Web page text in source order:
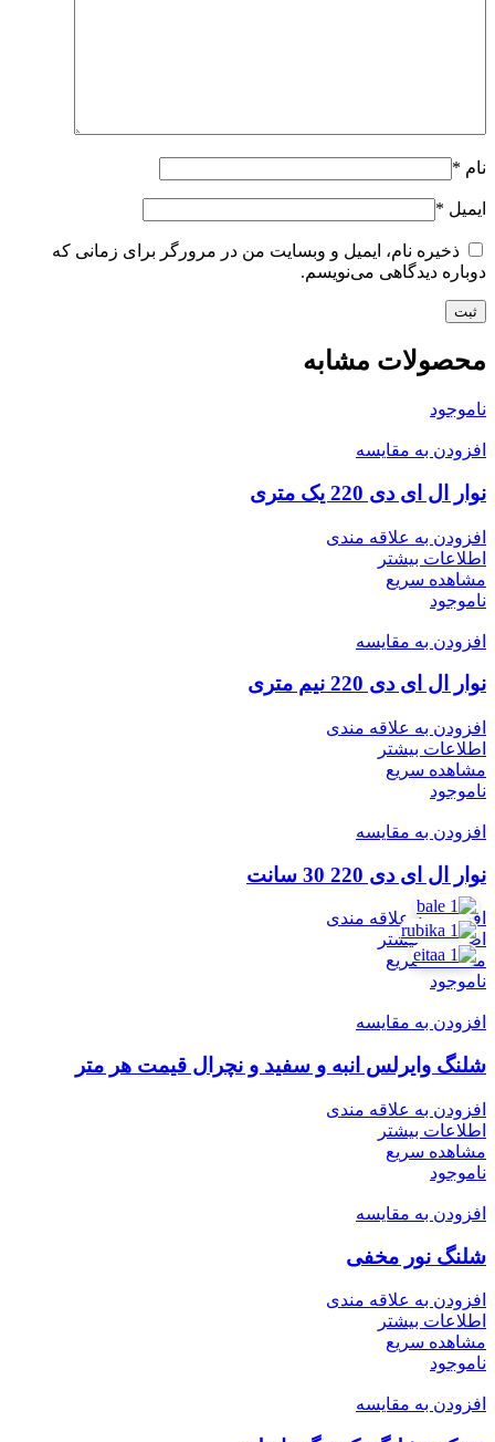
نام *
ایمیل *
ذخیره نام، ایمیل و وبسایت من در مرورگر برای زمانی که
دوباره دیدگاهی می‌نویسم.
محصولات مشابه
ناموجود
افزودن به مقایسه
نوار ال ای دی 220 یک متری
افزودن به علاقه مندی
اطلاعات بیشتر
مشاهده سریع
ناموجود
افزودن به مقایسه
نوار ال ای دی 220 نیم متری
افزودن به علاقه مندی
اطلاعات بیشتر
مشاهده سریع
ناموجود
افزودن به مقایسه
نوار ال ای دی 220 30 سانت
افزودن به علاقه مندی
اطلاعات بیشتر
مشاهده سریع
ناموجود
افزودن به مقایسه
شلنگ وایرلس انبه و سفید و نچرال قیمت هر متر
افزودن به علاقه مندی
اطلاعات بیشتر
مشاهده سریع
ناموجود
افزودن به مقایسه
شلنگ نور مخفی
افزودن به علاقه مندی
اطلاعات بیشتر
مشاهده سریع
ناموجود
افزودن به مقایسه